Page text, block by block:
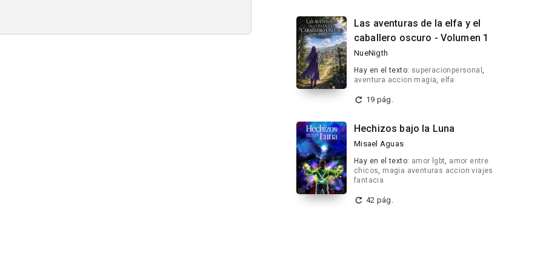
Las aventuras de la elfa y el
caballero oscuro - Volumen 1
NueNigth
Hay en el texto: superacionpersonal,
aventura accion magia, elfa
19 pág.
Hechizos bajo la Luna
Misael Aguas
Hay en el texto: amor lgbt, amor entre
chicos, magia aventuras accion viajes
fantacia
42 pág.